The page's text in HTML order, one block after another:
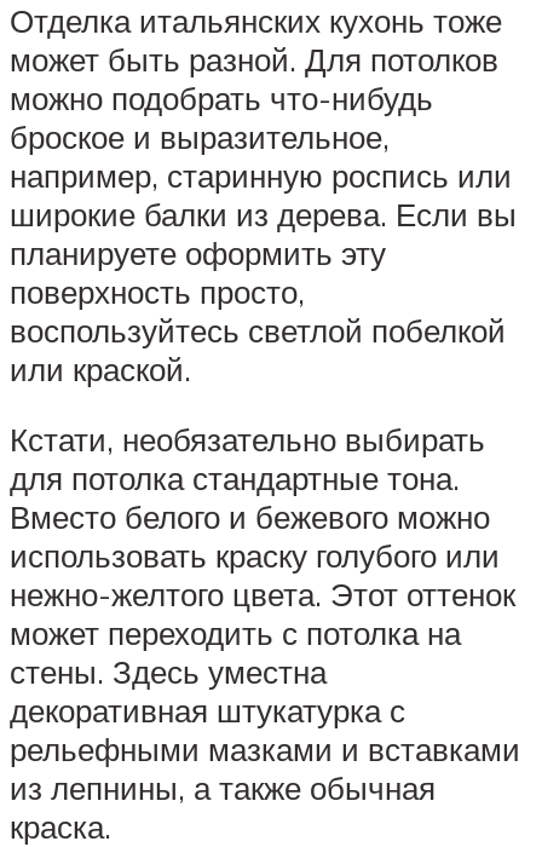
Отделка итальянских кухонь тоже
может быть разной. Для потолков
можно подобрать что-нибудь
броское и выразительное,
например, старинную роспись или
широкие балки из дерева. Если вы
планируете оформить эту
поверхность просто,
воспользуйтесь светлой побелкой
или краской.
Кстати, необязательно выбирать
для потолка стандартные тона.
Вместо белого и бежевого можно
использовать краску голубого или
нежно-желтого цвета. Этот оттенок
может переходить с потолка на
стены. Здесь уместна
декоративная штукатурка с
рельефными мазками и вставками
из лепнины, а также обычная
краска.